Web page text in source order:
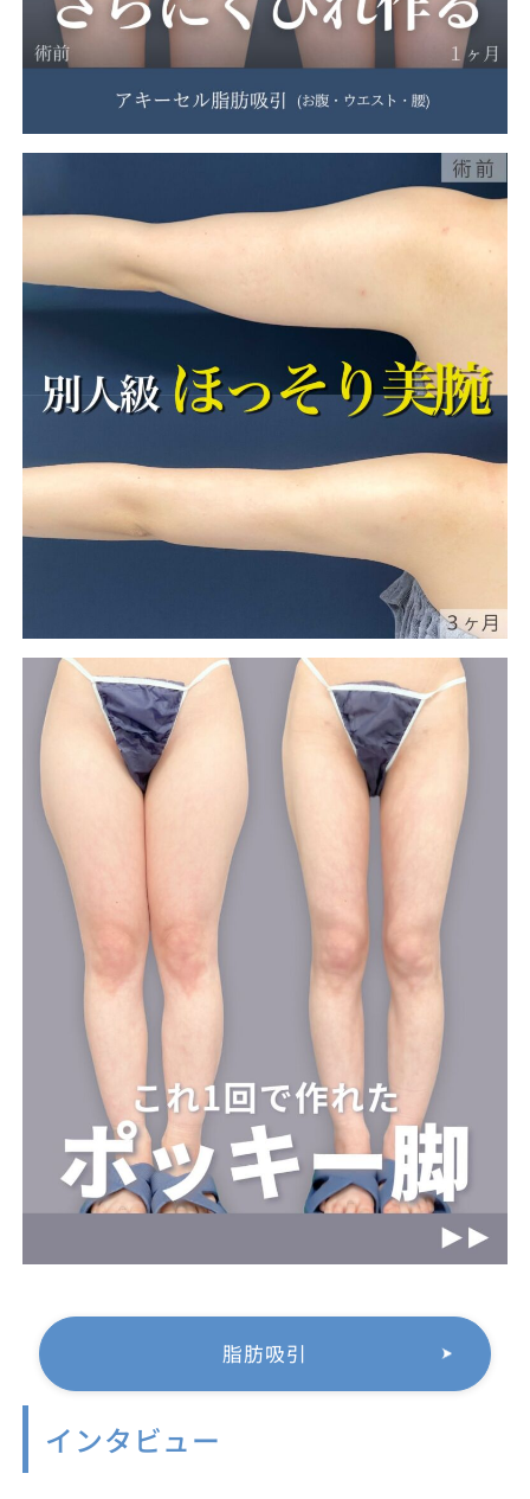
脂肪吸引
インタビュー